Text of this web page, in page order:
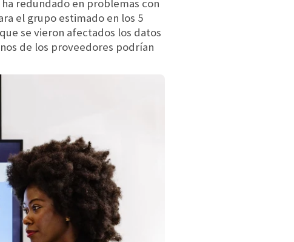
redundado en problemas con
el grupo estimado en los 5
se vieron afectados los datos
de los proveedores podrían